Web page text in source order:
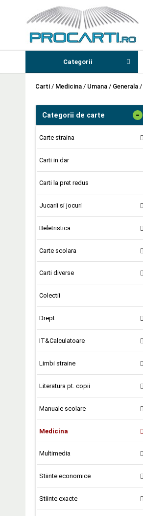
Categorii
Carti / Medicina / Umana / Generala /
Categorii de carte -
Carte straina
Carti in dar
Carti la pret redus
Jucarii si jocuri
Beletristica
Carte scolara
Carti diverse
Colectii
Drept
IT&Calculatoare
Limbi straine
Literatura pt. copii
Manuale scolare
Medicina
Multimedia
Stiinte economice
Stiinte exacte